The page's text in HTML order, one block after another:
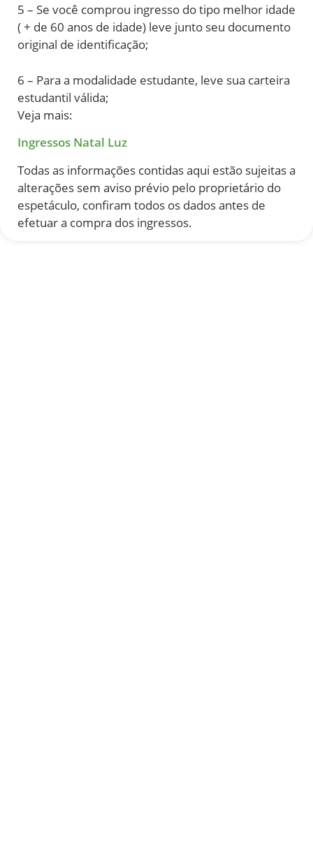
5 – Se você comprou ingresso do tipo melhor idade
( + de 60 anos de idade) leve junto seu documento
original de identificação;
6 – Para a modalidade estudante, leve sua carteira
estudantil válida;
Veja mais:
Ingressos Natal Luz
Todas as informações contidas aqui estão sujeitas a
alterações sem aviso prévio pelo proprietário do
espetáculo, confiram todos os dados antes de
efetuar a compra dos ingressos.